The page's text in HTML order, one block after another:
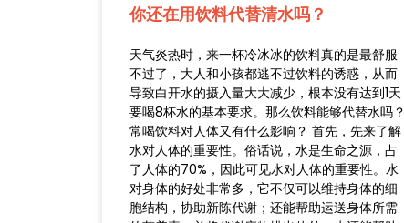
你还在用饮料代替清水吗？
天气炎热时，来一杯冷冰冰的饮料真的是最舒服
不过了，大人和小孩都逃不过饮料的诱惑，从而
导致白开水的摄入量大大减少，根本没有达到1天
要喝8杯水的基本要求。那么饮料能够代替水吗？
常喝饮料对人体又有什么影响？ 首先，先来了解
水对人体的重要性。俗话说，水是生命之源，占
了人体的70%，因此可见水对人体的重要性。水
对身体的好处非常多，它不仅可以维持身体的细
胞结构，协助新陈代谢；还能帮助运送身体所需